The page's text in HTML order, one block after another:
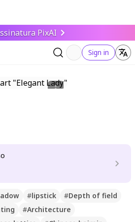
PixAI
Sign in
#lipstick #Depth of field
#Architecture